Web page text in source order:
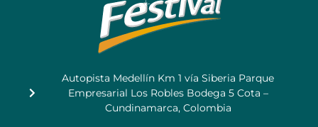
Autopista Medellín Km 1 vía Siberia Parque
Empresarial Los Robles Bodega 5 Cota –
Cundinamarca, Colombia